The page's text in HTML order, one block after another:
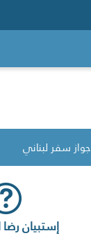
جواز سفر لبناني
إستبيان